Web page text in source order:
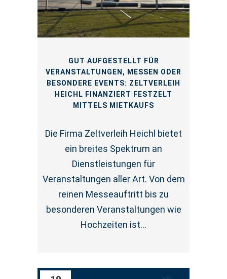
GUT AUFGESTELLT FÜR
VERANSTALTUNGEN, MESSEN ODER
BESONDERE EVENTS: ZELTVERLEIH
HEICHL FINANZIERT FESTZELT
MITTELS MIETKAUFS
Die Firma Zeltverleih Heichl bietet
ein breites Spektrum an
Dienstleistungen für
Veranstaltungen aller Art. Von dem
reinen Messeauftritt bis zu
besonderen Veranstaltungen wie
Hochzeiten ist...